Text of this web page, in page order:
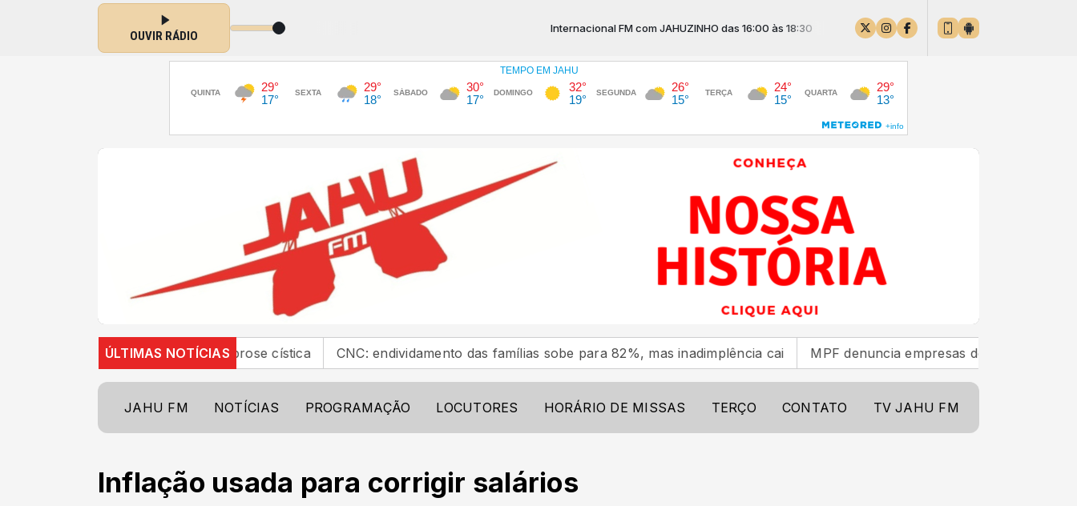
OUVIR RÁDIO
FM com JAHUZINHO das 16:00 às 18:30 Internacional FM com JAHUZINHO das 16:00 às 18:30
ÚLTIMAS NOTÍCIAS
no SUS por fibrose cística CNC: endividamento das famílias sobe para 82%, mas inadimplência cai MPF denuncia empresas donas de estaleiro que
JAHU FM NOTÍCIAS PROGRAMAÇÃO LOCUTORES HORÁRIO DE MISSAS TERÇO CONTATO TV JAHU FM
Inflação usada para corrigir salários